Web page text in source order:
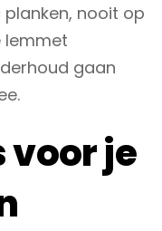
nooit op
lemmet
gaan
voor je